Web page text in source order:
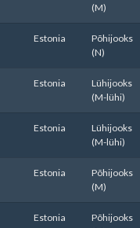
(M)
Estonia
Põhijooks
(N)
Estonia
Lühijooks
(M-lühi)
Estonia
Lühijooks
(M-lühi)
Estonia
Põhijooks
(M)
Estonia
Põhijooks